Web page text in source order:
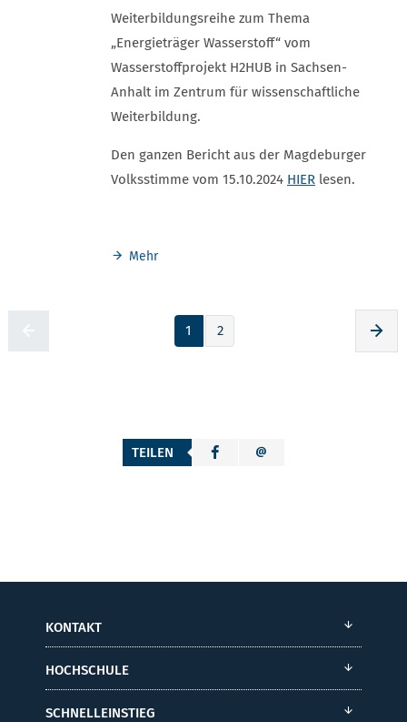
Weiterbildungsreihe zum Thema
„Energieträger Wasserstoff“ vom
Wasserstoffprojekt H2HUB in Sachsen-
Anhalt im Zentrum für wissenschaftliche
Weiterbildung.
Den ganzen Bericht aus der Magdeburger
Volksstimme vom 15.10.2024 HIER lesen.
Mehr
1 2
TEILEN
KONTAKT
HOCHSCHULE
SCHNELLEINSTIEG